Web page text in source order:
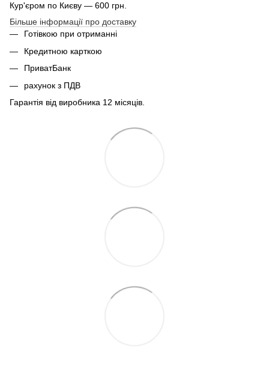
Кур'єром по Києву — 600 грн.
Більше інформації про доставку
Готівкою при отриманні
Кредитною карткою
ПриватБанк
рахунок з ПДВ
Гарантія від виробника 12 місяців.